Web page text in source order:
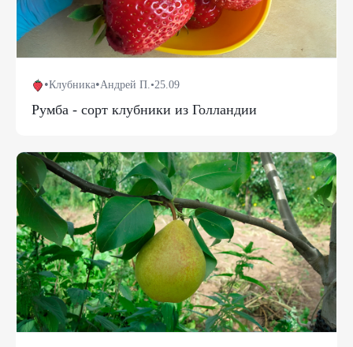
•Клубника•Андрей П.•25.09
Румба - сорт клубники из Голландии